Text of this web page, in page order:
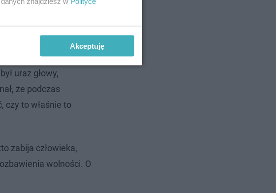
uraz głowy,
że podczas
czy to właśnie to
zabija człowieka,
wolności. O
Akceptuję